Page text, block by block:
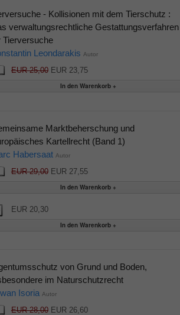
- Kollisionen mit dem Tierschutz :
verwaltungsrechtliche Gestattungsverfahren
Tierversuche
Leondarakis Autor
EUR 25,00EUR 23,75
Marktbeherschung und
Kartellrecht (Band 1)
Habersaat Autor
EUR 29,00EUR 27,55
EUR 20,30
von Grund und Boden,
im Naturschutzrecht
Isoria Autor
EUR 28,00EUR 26,60